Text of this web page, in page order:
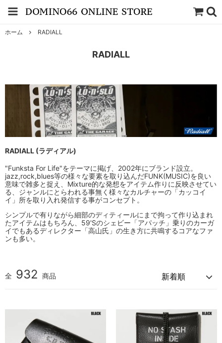
ホーム RADIALL
RADIALL
RADIALL (ラディアル)
"Funksta For Life"をテーマに掲げ、2002年にブランド設立。
jazz,rock,blues等の様々な要素を取り込んだFUNK(MUSIC)を良い
意味で雑多と捉え、Mixture的な発想をアイテム作りに反映させてい
る、ジャンルにとらわれる事無く様々なカルチャーの「カッコイ
イ」所を取り入れ発信する事がコンセプト。
シンプルで有りながら細部のディティールにまで拘って作り込まれ
たアイテムはもちろん、59'Sのシェビー「アパッチ」乗りのカーガ
イでもあるディレクター「高山氏」の生き方に共鳴するコアなファ
ンも多い。
全 932 商品